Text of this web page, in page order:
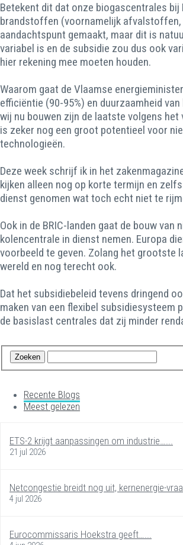
Betekent dit dat onze biogascentrales bij
brandstoffen (voornamelijk afvalstoffen,
aandachtspunt gemaakt, maar dit is
variabel is en de subsidie zou dus ook
hier rekening mee moeten houden.
Waarom gaat de Vlaamse
efficiëntie (90-95%) en duurzaamheid
wij nu bouwen zijn de laatste volgens
is zeker nog een groot potentieel voor
technologieën.
Deze week schrijf ik in het
kijken alleen nog op korte termijn en
dienst genomen wat toch echt niet te
Ook in de BRIC-landen gaat de bouw
kolencentrale in dienst nemen. Europa
voorbeeld te geven. Zolang het grootste
wereld en nog terecht ook.
Dat het subsidiebeleid tevens dringend
maken van een flexibel subsidiesysteem
de basislast centrales dat zij minder
Recente Blogs
Meest gelezen
ETS-2 krijgt aanpassingen om industrie…...
21 jul 2026
Netcongestie breidt nog uit, kernenergie-
4 jul 2026
Eurocommissaris Hoekstra geeft…...